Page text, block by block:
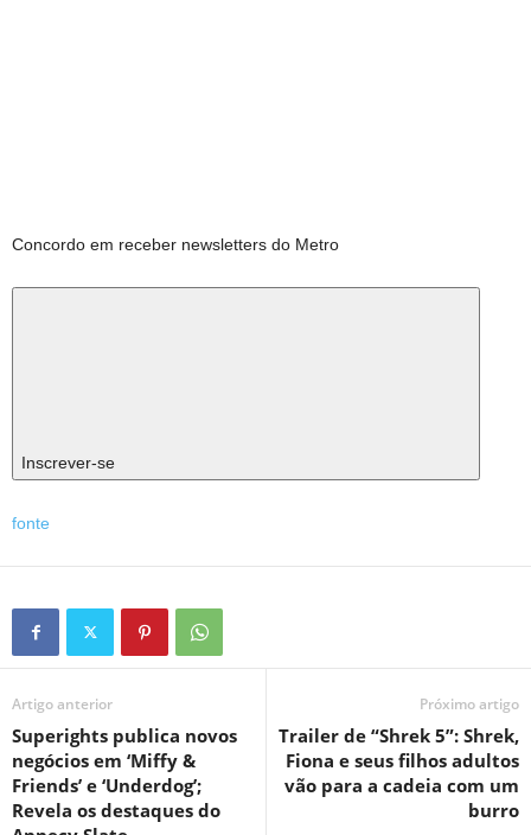
Concordo em receber newsletters do Metro
Inscrever-se
fonte
Artigo anterior
Superights publica novos
negócios em ‘Miffy &
Friends’ e ‘Underdog’;
Revela os destaques do
Próximo artigo
Trailer de “Shrek 5”: Shrek,
Fiona e seus filhos adultos
vão para a cadeia com um
burro